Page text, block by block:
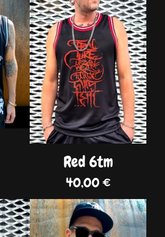
Red 6tm
40,00€
DISPO